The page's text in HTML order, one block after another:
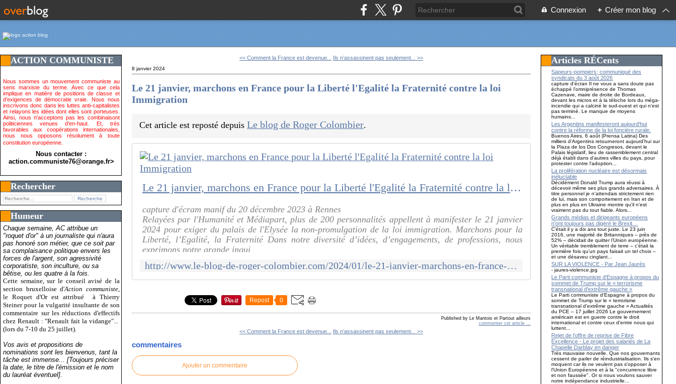
Connexion + Créer mon blog
ACTION COMMUNISTE
Nous sommes un mouvement communiste au
sens marxiste du terme. Avec ce que cela
implique en matière de positions de classe et
d'exigences de démocratie vraie. Nous nous
inscrivons donc dans les luttes anti-capitalistes
et relayons les idées dont elles sont porteuses.
Ainsi, nous n'acceptons pas les combinaisont
politiciennes venues d'en-haut. Et, très
favorables aux coopérations internationales,
nous nous opposons résolument à toute
constitution européenne.
Nous contacter :
action.communiste76@orange.fr>
Rechercher
Humeur
Chaque semaine, AC attribue un
"roquet d'or" à un journaliste qui n'aura
pas honoré son métier, que ce soit par
sa complaisance politique envers les
forces de l'argent, son agressivité
corporatiste, son inculture, ou sa
bêtise, ou les quatre à la fois.
Cette semaine, sur le conseil avisé de la
section bruxelloise d'Action communiste,
le Roquet d'Or est attribué
à Thierry
Steiner pour la vulgarité insultante de son
commentaire sur les réductions d'effectifs
chez Renault : "Renault fait la vidange"...
(lors du 7-10 du 25 juillet).
Vos avis et propositions de
nominations sont les bienvenus, tant la
tâche est immense... [Toujours préciser
la date, le titre de l'émission et le nom
du lauréat éventuel].
<< Comment la France est devenue... Ils n’assassinent pas seulement... >>
8 janvier 2024
Le 21 janvier, marchons en France pour la Liberté l'Egalité la Fraternité contre la loi
Immigration
Cet article est reposté depuisLe blog de Roger Colombier.
Le 21 janvier, marchons en France pour la Liberté l'Egalité la Fraternité contre la loi Immigration
capture d'écram manif du 20 décembre 2023 à Rennes
Relayées par l'Humanité et Médiapart, plus de 200 personnalités appellent à manifester le 21 janvier
2024 pour exiger du palais de l'Elysée la non-promulgation de la loi immigration. Marchons pour la
Liberté, l’Egalité, la Fraternité Dans notre diversité d’idées, d’engagements, de professions, nous
exprimons notre grande inqui
http://www.le-blog-de-roger-colombier.com/2024/01/le-21-janvier-marchons-en-france-pour-la-liberte-l-egalite-la-fraternite-contre-la-loi-immigration.html
Repost 0
Published by Le Mantois et Partout ailleurs
commenter cet article …
<< Comment la France est devenue... Ils n’assassinent pas seulement... >>
commentaires
Ajouter un commentaire
Articles RÉCents
Sapeurs-pompiers; communiqué des
syndicats du 3 août 2026
capture d'écran Il ne vous a sans doute pas
échappé l'omniprésence de Thomas
Cazenave, maire de droite de Bordeaux,
devant les micros et à la téloche lors du méga-
incendie qui a calciné le sud-ouest et qui n'est
pas terminé. Le manque de moyens
humains...
Les Argentins manifesteront aujourd'hui
contre la réforme de la loi foncière rurale.
Buenos Aires, 6 août (Prensa Latina) Des
milliers d'Argentins retourneront aujourd'hui sur
la Plaza de los Dos Congresos, devant le
Palais législatif, lieu de rassemblement central
déjà établi dans d'autres villes du pays, pour
protester contre l'adoption...
La prolifération nucléaire est désormais
inéluctable
Décidément Donald Trump aura réussi à
décevoir même ses plus grands adversaires. À
titre personnel je n'attendais strictement rien
de lui, mais son comportement en Iran et de
plus en plus en Ukraine montre qu'il n'est
vraiment pas du tout fiable. Alors...
Grands médias et dirigeants européens
n’ont toujours pas digéré le Brexit…
C’était il y a dix ans tout juste. Le 23 juin
2016, une majorité de Britanniques – près de
52% – décidait de quitter l’Union européenne.
Un véritable tremblement de terre – c’était la
première fois qu’un pays faisait un tel choix –
et une désaveu cinglant...
SUR LA VIOLENCE - Par Jean Jaurès
- jaures-violence.jpg
Le Parti communiste d'Espagne à propos du
sommet de Trump sur le « terrorisme
transnational d'extrême gauche »
Le Parti communiste d'Espagne à propos du
sommet de Trump sur le « terrorisme
transnational d'extrême gauche » Actualités
du PCE – 17 juillet 2026 Le gouvernement
américain est en guerre contre le droit
international et contre ceux d'entre nous qui
luttent...
Rejet de l’offre de reprise de Fibre
Excellence - Le projet des salariés de La
Chapelle Darblay en danger
Très mauvaise nouvelle. Que nos gouvernants
cessent de parler de réindustrialisation. Ils s'en
moquent car ils ne veulent pas s'opposer à
l'Union Européenne et à la "concurrence libre
et non faussée". Or si nous voulons sauver
notre indépendance industrielle...